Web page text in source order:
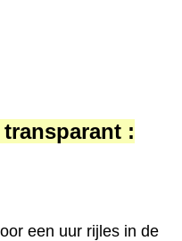
:
een uur rijles in de